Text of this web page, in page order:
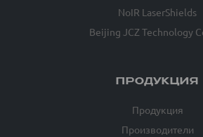
NoIR LaserShields
Beijing JCZ Technology
ПРОДУКЦИЯ
Продукция
Производители